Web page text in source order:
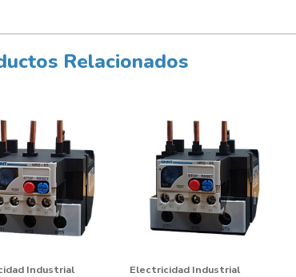
Relacionados
Industrial Electricidad Industrial